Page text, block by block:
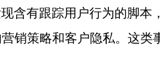
含有跟踪用户行为的脚本
销策略和客户隐私。这类